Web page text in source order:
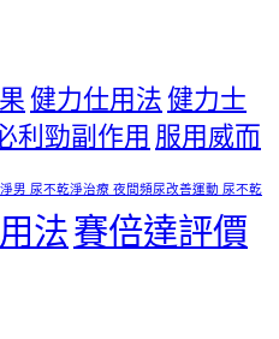
健力仕用法 健力士
利勁副作用 服用威而
男 尿不乾淨治療 夜間頻尿改善運動 尿不乾
法賽倍達評價